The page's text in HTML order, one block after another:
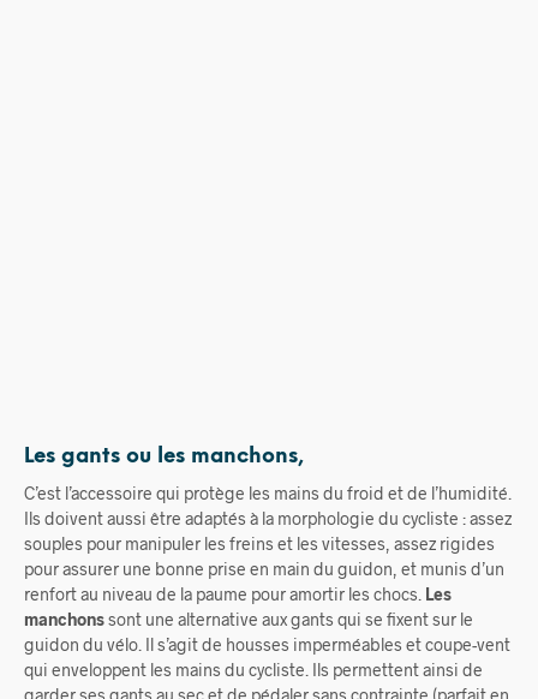
Les gants ou les manchons,
C’est l’accessoire qui protège les mains du froid et de l’humidité.
Ils doivent aussi être adaptés à la morphologie du cycliste : assez
souples pour manipuler les freins et les vitesses, assez rigides
pour assurer une bonne prise en main du guidon, et munis d’un
renfort au niveau de la paume pour amortir les chocs. Les
manchonssont une alternative aux gants qui se fixent sur le
guidon du vélo. Il s’agit de housses imperméables et coupe-vent
qui enveloppent les mains du cycliste. Ils permettent ainsi de
garder ses gants au sec et de pédaler sans contrainte (parfait en